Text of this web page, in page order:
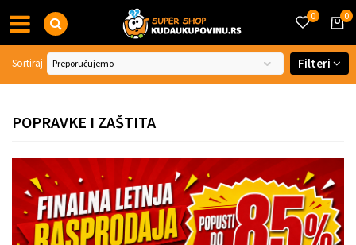
0
0
POPRAVKE I ZAŠTITA
Sortiraj Filteri